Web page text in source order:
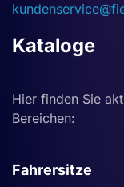
Kataloge
Hier finden Sie
Bereichen:
Fahrersitze